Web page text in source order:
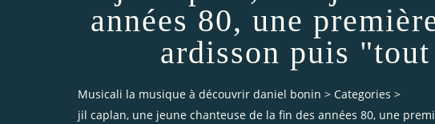
années 80, une
ardisson puis
Musicali la musique à découvrir daniel bonin > Categories >
jil caplan, une jeune chanteuse de la fin des années 80, une